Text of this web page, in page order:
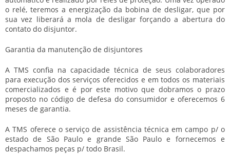
o relé, teremos a energização da bobina de desligar, que por
sua vez liberará a mola de desligar forçando a abertura do
contato do disjuntor.
Garantia da manutenção de disjuntores
A TMS confia na capacidade técnica de seus colaboradores
para execução dos serviços oferecidos e em todos os materiais
comercializados e é por este motivo que dobramos o prazo
proposto no código de defesa do consumidor e oferecemos 6
meses de garantia.
A TMS oferece o serviço de assistência técnica em campo p/ o
estado de São Paulo e grande São Paulo e fornecemos e
despachamos peças p/ todo Brasil.